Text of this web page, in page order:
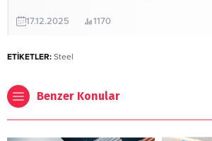
17.12.2025 1170
ETİKETLER: Steel
Benzer Konular